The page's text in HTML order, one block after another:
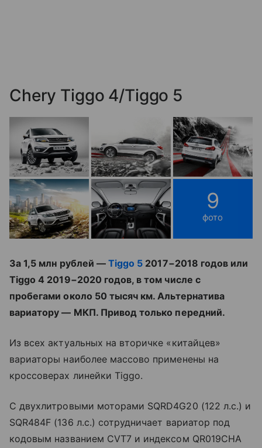
Chery Tiggo 4/Tiggo 5
9
фото
За 1,5 млн рублей — Tiggo 5 2017−2018 годов или
Tiggo 4 2019−2020 годов, в том числе с
пробегами около 50 тысяч км. Альтернатива
вариатору — МКП. Привод только передний.
Из всех актуальных на вторичке «китайцев»
вариаторы наиболее массово применены на
кроссоверах линейки Tiggo.
С двухлитровыми моторами SQRD4G20 (122 л.с.) и
SQR484F (136 л.с.) сотрудничает вариатор под
кодовым названием CVT7 и индексом QR019CHA